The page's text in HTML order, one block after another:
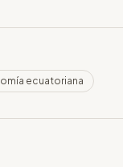
ecuatoriana